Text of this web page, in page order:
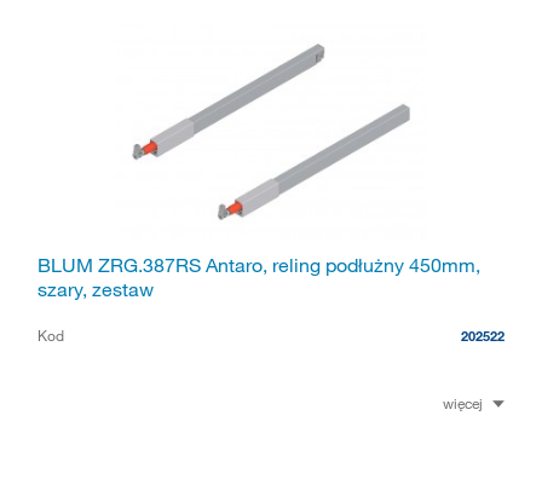
BLUM ZRG.387RS Antaro, reling podłużny 450mm,
szary, zestaw
Kod 202522
więcej